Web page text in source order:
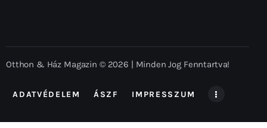
Otthon & Ház Magazin © 2026 | Minden Jog Fenntartva!
ADATVÉDELEM ÁSZF IMPRESSZUM